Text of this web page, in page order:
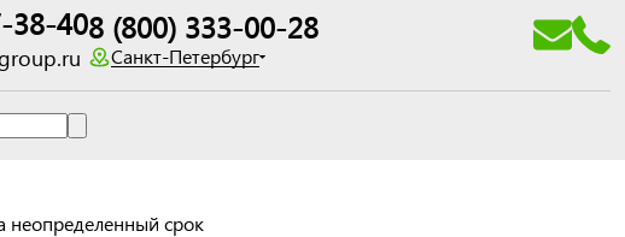
38-408 (800) 333-00-28
Санкт-Петербург
неопределенный срок